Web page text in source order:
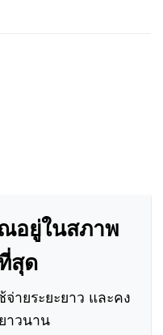
อยู่ในสภาพ
สุด
ายระยะยาว และคง
าวนาน